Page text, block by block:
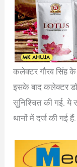
कलेक्टर गौरव सिंह के
इसके बाद कलेक्टर डॉ.
सुनिश्चित की गई. ये
थानों में दर्ज की गई हैं.